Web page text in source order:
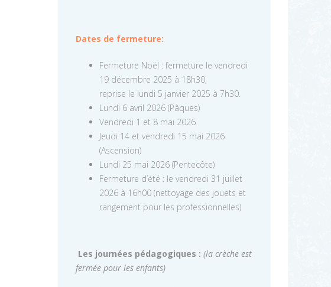
Dates de fermeture:
Fermeture Noël : fermeture le vendredi
19 décembre 2025 à 18h30,
reprise le lundi 5 janvier 2025 à 7h30.
Lundi 6 avril 2026 (Pâques)
Vendredi 1 et 8 mai 2026
Jeudi 14 et vendredi 15 mai 2026
(Ascension)
Lundi 25 mai 2026 (Pentecôte)
Fermeture d’été : le vendredi 31 juillet
2026 à 16h00 (nettoyage des jouets et
rangement pour les professionnelles)
Les journées pédagogiques : (la crèche est
fermée pour les enfants)